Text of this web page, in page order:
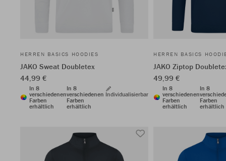
HERREN BASICS HOODIES
JAKO Sweat Doubletex
44,99 €
In 8
verschiedenen
Farben
erhältlich
In 8
verschiedenen
Farben
erhältlich
Individualisierbar
HERREN BASICS
JAKO Ziptop
49,99 €
In 8
verschiedenen
Farben
erhältlich
In 8
Farben
erhältlich